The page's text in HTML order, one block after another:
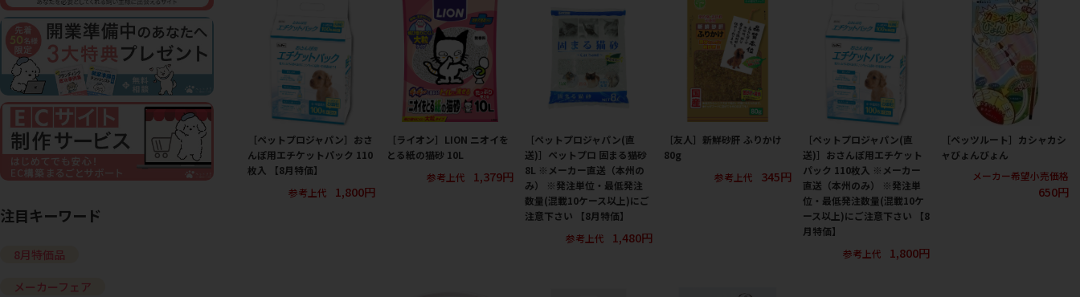
［ペットプロジャパン］おさ
んぽ用エチケットパック 110
枚入 【8月特価】
参考上代
1,800円
［ライオン］LION ニオイを
とる紙の猫砂 10L
参考上代
1,379円
［ペットプロジャパン(直
送)］ペットプロ 固まる猫砂
8L ※メーカー直送（本州の
み） ※発注単位・最低発注
数量(混載10ケース以上)にご
注意下さい 【8月特価】
参考上代
1,480円
［友人］新鮮砂肝 ふりかけ
80g
参考上代
345円
［ペットプロジャパン(直
送)］おさんぽ用エチケット
パック 110枚入 ※メーカー
直送（本州のみ） ※発注単
位・最低発注数量(混載10ケ
ース以上)にご注意下さい 【8
月特価】
参考上代
1,800円
［ペッツルート］カシャカシ
ャびょんびょん
メーカー希望小売価格
650円
注目キーワード
8月特価品
メーカーフェア